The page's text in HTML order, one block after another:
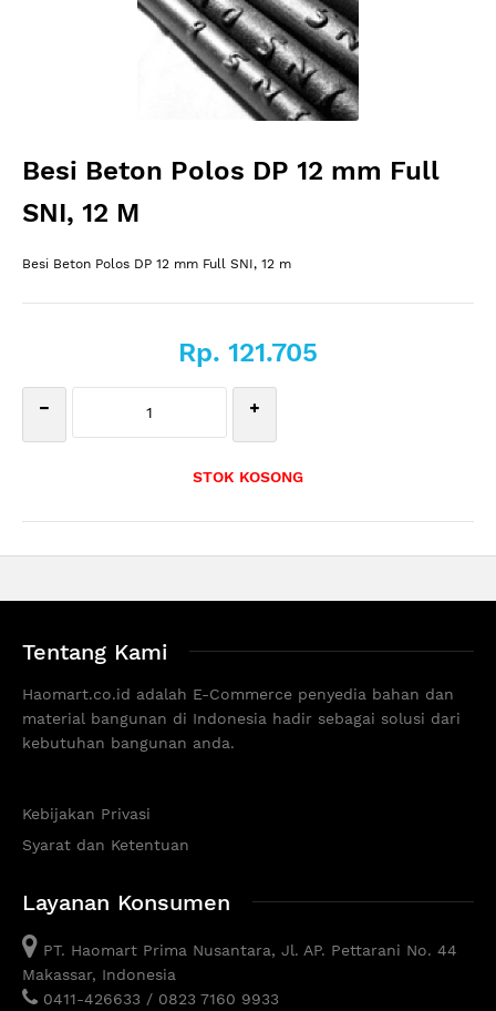
Besi Beton Polos DP 12 mm Full
SNI, 12 M
Besi Beton Polos DP 12 mm Full SNI, 12 m
Rp. 121.705
STOK KOSONG
Tentang Kami
Haomart.co.id adalah E-Commerce penyedia bahan dan
material bangunan di Indonesia hadir sebagai solusi dari
kebutuhan bangunan anda.
Kebijakan Privasi
Syarat dan Ketentuan
Layanan Konsumen
PT. Haomart Prima Nusantara, Jl. AP. Pettarani No. 44
Makassar, Indonesia
0411-426633 / 0823 7160 9933